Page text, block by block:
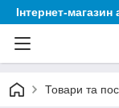
Інтернет-
Товари та